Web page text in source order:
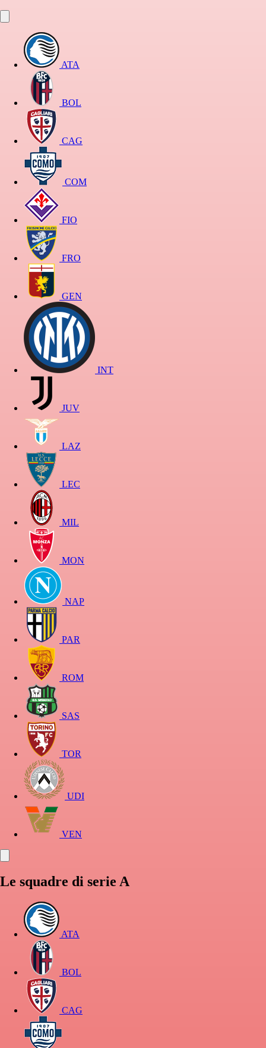
ATA
BOL
CAG
COM
FIO
FRO
GEN
INT
JUV
LAZ
LEC
MIL
MON
NAP
PAR
ROM
SAS
TOR
UDI
VEN
Le squadre di serie A
ATA
BOL
CAG